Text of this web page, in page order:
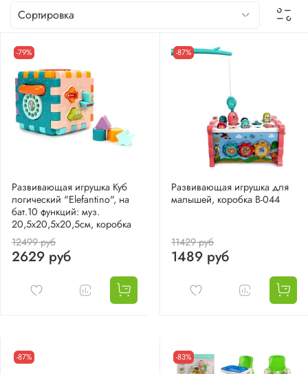
-79%
Развивающая игрушка Куб
логический "Elefantino", на
бат.10 функций: муз.
20,5х20,5х20,5см, коробка
12499 руб
2629 руб
-87%
Развивающая игрушка для
малышей, коробка B-044
11429 руб
1489 руб
-87% -83%